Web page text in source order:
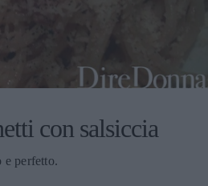
con salsiccia
e perfetto.